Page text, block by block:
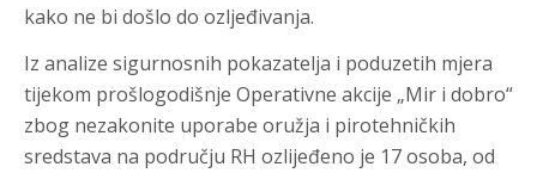
kako ne bi došlo do ozljeđivanja.
Iz analize sigurnosnih pokazatelja i poduzetih mjera
tijekom prošlogodišnje Operativne akcije „Mir i dobro“
zbog nezakonite uporabe oružja i pirotehničkih
sredstava na području RH ozlijeđeno je 17 osoba, od